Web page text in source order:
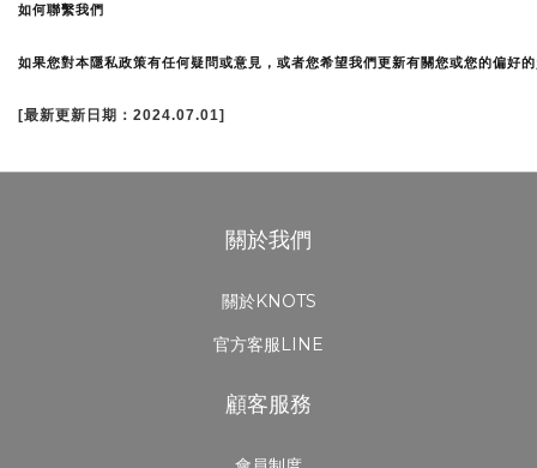
如何聯繫我們
如果您對本隱私政策有任何疑問或意見，或者您希望我們更新有關您或您的偏好
[最新更新日期：2024.07.01]
關於我們
關於KNOTS
官方客服LINE
顧客服務